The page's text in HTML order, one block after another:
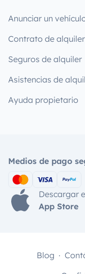
Anunciar un
Contrato de alquiler
Seguros de alquiler
Asistencias de
Ayuda propietario
Medios de pago
Descargar
App Store
Blog